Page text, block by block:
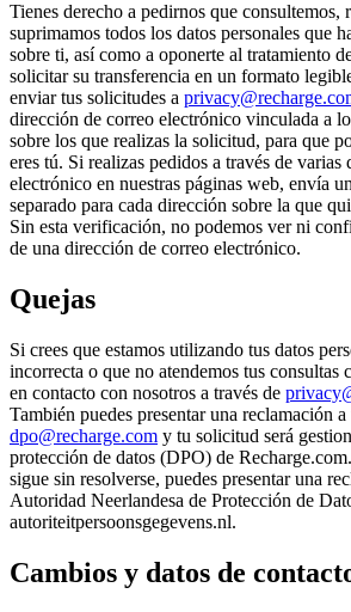
Tienes derecho a pedirnos que consultemos,
suprimamos todos los datos personales que
sobre ti, así como a oponerte al tratamiento
solicitar su transferencia en un formato
enviar tus solicitudes a
dirección de correo electrónico vinculada a
sobre los que realizas la solicitud, para que
eres tú. Si realizas pedidos a través de varias
electrónico en nuestras páginas web, envía
separado para cada dirección sobre la que
Sin esta verificación, no podemos ver ni
de una dirección de correo electrónico.
Quejas
Si crees que estamos utilizando tus datos
incorrecta o que no atendemos tus consultas
en contacto con nosotros a través de
También puedes presentar una reclamación a
dpo@recharge.com y tu solicitud será
protección de datos (DPO) de
sigue sin resolverse, puedes presentar una
Autoridad Neerlandesa de Protección de
autoriteitpersoonsgegevens.nl.
Cambios y datos de